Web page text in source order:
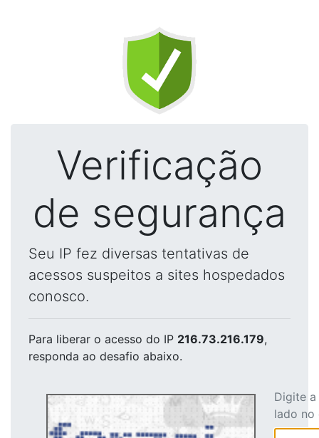
Verificação
de segurança
Seu IP fez diversas tentativas de
acessos suspeitos a sites hospedados
conosco.
Para liberar o acesso do IP 216.73.216.179,
responda ao desafio abaixo.
Digite
lado no